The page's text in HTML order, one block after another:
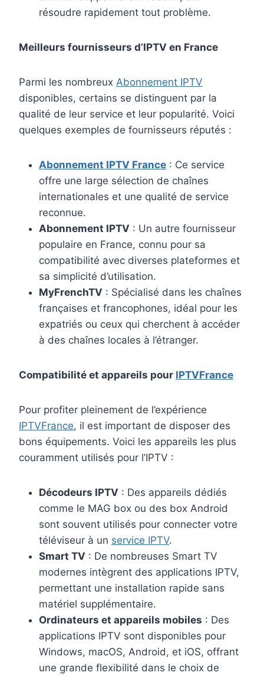
résoudre rapidement tout problème.
Meilleurs fournisseurs d’IPTV en France
Parmi les nombreux Abonnement IPTV
disponibles, certains se distinguent par la
qualité de leur service et leur popularité. Voici
quelques exemples de fournisseurs réputés :
Abonnement IPTV France : Ce service
offre une large sélection de chaînes
internationales et une qualité de service
reconnue.
Abonnement IPTV : Un autre fournisseur
populaire en France, connu pour sa
compatibilité avec diverses plateformes et
sa simplicité d’utilisation.
MyFrenchTV : Spécialisé dans les chaînes
françaises et francophones, idéal pour les
expatriés ou ceux qui cherchent à accéder
à des chaînes locales à l’étranger.
Compatibilité et appareils pour IPTVFrance
Pour profiter pleinement de l’expérience
IPTVFrance, il est important de disposer des
bons équipements. Voici les appareils les plus
couramment utilisés pour l’IPTV :
Décodeurs IPTV : Des appareils dédiés
comme le MAG box ou des box Android
sont souvent utilisés pour connecter votre
téléviseur à un service IPTV.
Smart TV : De nombreuses Smart TV
modernes intègrent des applications IPTV,
permettant une installation rapide sans
matériel supplémentaire.
Ordinateurs et appareils mobiles : Des
applications IPTV sont disponibles pour
Windows, macOS, Android, et iOS, offrant
une grande flexibilité dans le choix de